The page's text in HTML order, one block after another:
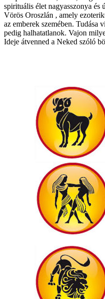
spirituális élet nagyasszonya
Vörös Oroszlán , amely
az emberek szemében. Tudása
pedig halhatatlanok. Vajon
Ideje átvenned a Neked szóló